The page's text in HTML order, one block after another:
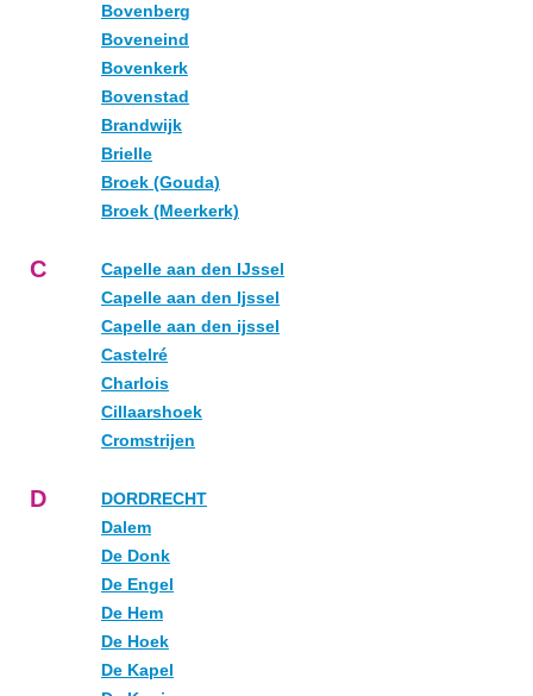
Bovenberg
Boveneind
Bovenkerk
Bovenstad
Brandwijk
Brielle
Broek (Gouda)
Broek (Meerkerk)
C
Capelle aan den IJssel
Capelle aan den Ijssel
Capelle aan den ijssel
Castelré
Charlois
Cillaarshoek
Cromstrijen
D
DORDRECHT
Dalem
De Donk
De Engel
De Hem
De Hoek
De Kapel